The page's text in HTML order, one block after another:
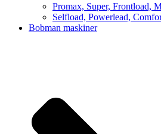
Promax, Super, Frontload,
Selfload, Powerlead,
Bobman maskiner